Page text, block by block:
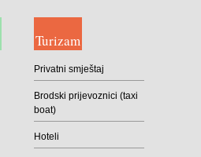
Turizam
Privatni smještaj
Brodski prijevoznici (taxi
boat)
Hoteli